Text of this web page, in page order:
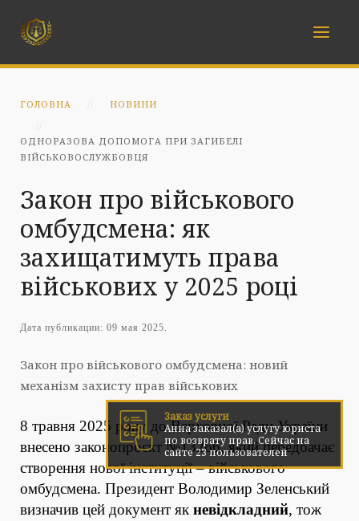
ГОЛОВНА НОВИНИ
ОДНОРАЗОВА ДОПОМОГА ПРИ ЗАГИБЕЛІ
ВІЙСЬКОВОСЛУЖБОВЦЯ
Закон про військового
омбудсмена: як
захищатимуть права
військових у 2025 році
Дата публикации: 09 мая 2025.
Закон про військового омбудсмена: новий
механізм захисту прав військових
8 травня 2025 року до Верховної Ради України
внесено законопроєкт №13266, який передбачає
створення нової інституції – військового
омбудсмена. Президент Володимир Зеленський
визначив цей документ як невідкладний, тож
Заказ услуги
Анна заказал(а) услугу юриста
по возврату прав. Cейчас на
сайте 23 пользователей